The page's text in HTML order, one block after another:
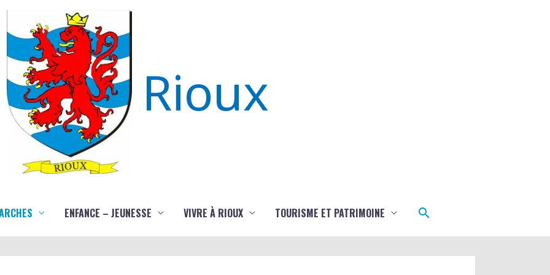
Rioux
ENFANCE – JEUNESSE VIVRE À RIOUX TOURISME ET PATRIMOINE Rechercher